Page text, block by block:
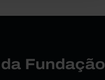
Fundação